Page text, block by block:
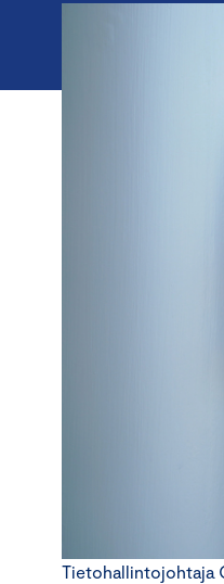
Tietohallintojohtaja